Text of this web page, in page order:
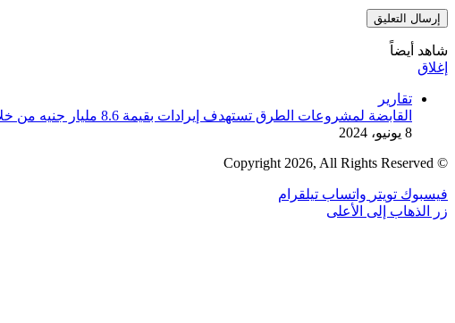
شاهد أيضاً
إغلاق
تقارير
القابضة لمشروعات الطرق تستهدف إيرادات بقيمة 8.6 مليار جنيه من خلال شركاتها الثلاثة بالعام 2025/2024م
8 يونيو، 2024
© Copyright 2026, All Rights Reserved
فيسبوك تويتر واتساب تيلقرام
زر الذهاب إلى الأعلى